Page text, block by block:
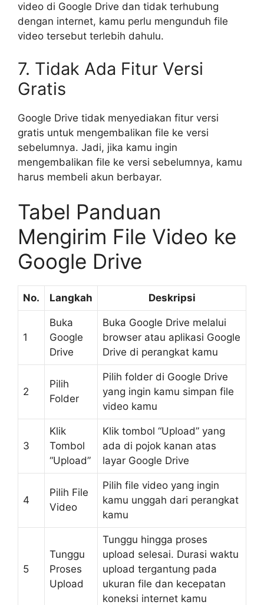
video di Google Drive dan tidak terhubung
dengan internet, kamu perlu mengunduh file
video tersebut terlebih dahulu.
7. Tidak Ada Fitur Versi
Gratis
Google Drive tidak menyediakan fitur versi
gratis untuk mengembalikan file ke versi
sebelumnya. Jadi, jika kamu ingin
mengembalikan file ke versi sebelumnya, kamu
harus membeli akun berbayar.
Tabel Panduan
Mengirim File Video ke
Google Drive
No. Langkah Deskripsi
1
Buka
Google
Drive
Buka Google Drive melalui
browser atau aplikasi Google
Drive di perangkat kamu
2
Pilih
Folder
Pilih folder di Google Drive
yang ingin kamu simpan file
video kamu
3
Klik
Tombol
“Upload”
Klik tombol “Upload” yang
ada di pojok kanan atas
layar Google Drive
4
Pilih File
Video
Pilih file video yang ingin
kamu unggah dari perangkat
kamu
5
Tunggu
Proses
Upload
Tunggu hingga proses
upload selesai. Durasi waktu
upload tergantung pada
ukuran file dan kecepatan
koneksi internet kamu